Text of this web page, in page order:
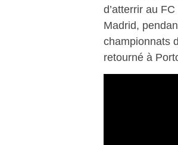
d’atterrir au
Madrid,
championnats
retourné à